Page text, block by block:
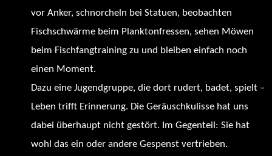
vor Anker, schnorcheln bei Statuen, beobachten
Fischschwärme beim Planktonfressen, sehen Möwen
beim Fischfangtraining zu und bleiben einfach noch
einen Moment.
Dazu eine Jugendgruppe, die dort rudert, badet, spielt –
Leben trifft Erinnerung. Die Geräuschkulisse hat uns
dabei überhaupt nicht gestört. Im Gegenteil: Sie hat
wohl das ein oder andere Gespenst vertrieben.